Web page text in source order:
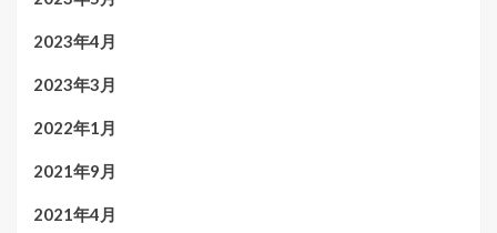
2023年4月
2023年3月
2022年1月
2021年9月
2021年4月